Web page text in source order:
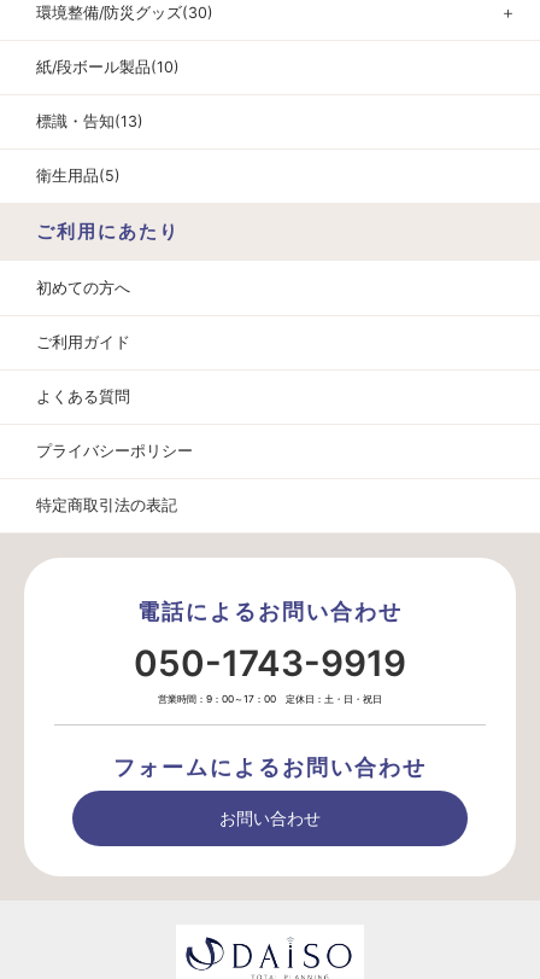
環境整備/防災グッズ(30) ＋
紙/段ボール製品(10)
標識・告知(13)
衛生用品(5)
ご利用にあたり
初めての方へ
ご利用ガイド
よくある質問
プライバシーポリシー
特定商取引法の表記
電話によるお問い合わせ
050-1743-9919
営業時間：9：00～17：00 定休日：土・日・祝日
フォームによるお問い合わせ
お問い合わせ